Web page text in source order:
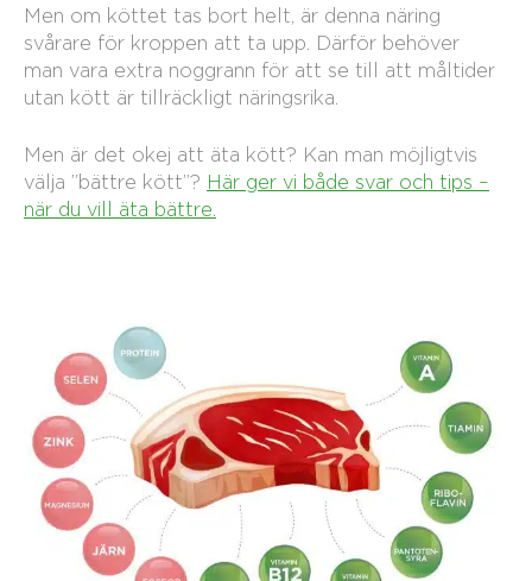
Men om köttet tas bort helt, är denna näring
svårare för kroppen att ta upp. Därför behöver
man vara extra noggrann för att se till att måltider
utan kött är tillräckligt näringsrika.
Men är det okej att äta kött? Kan man möjligtvis
välja ”bättre kött”? Här ger vi både svar och tips –
när du vill äta bättre.